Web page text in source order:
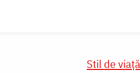
Stil de viaţă